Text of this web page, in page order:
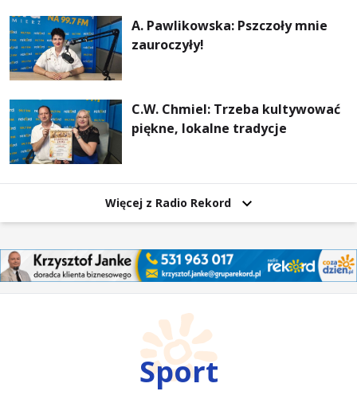
najważniejsza
A. Pawlikowska: Pszczoły mnie
zauroczyły!
C.W. Chmiel: Trzeba kultywować
piękne, lokalne tradycje
Więcej z Radio Rekord
Sport